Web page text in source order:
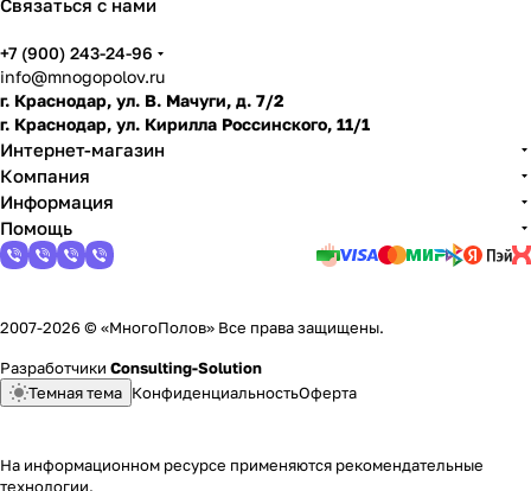
ить
лами
нат и
ывать
Связаться с нами
+7 (900) 243-24-96
info@mnogopolov.ru
г. Краснодар, ул. В. Мачуги, д. 7/2
г. Краснодар, ул. Кирилла Россинского, 11/1
Интернет-магазин
Компания
Информация
Помощь
2007-2026 © «МногоПолов» Все права защищены.
Разработчики Consulting-Solution
Темная тема КонфиденциальностьОферта
На информационном ресурсе применяются рекомендательные
технологии.